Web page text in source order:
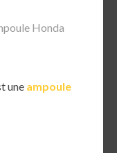
Honda
une ampoule